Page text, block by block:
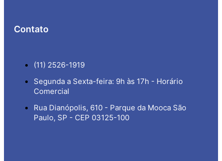
Contato
(11) 2526-1919
Segunda a Sexta-feira: 9h às 17h - Horário
Comercial
Rua Dianópolis, 610 - Parque da Mooca São
Paulo, SP - CEP 03125-100